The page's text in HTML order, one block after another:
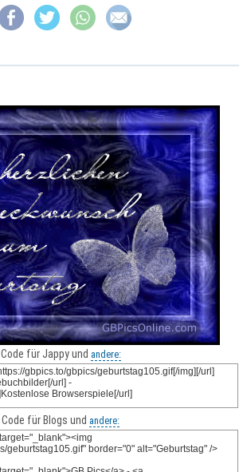
Code für Jappy und andere:
Code für Blogs und andere: